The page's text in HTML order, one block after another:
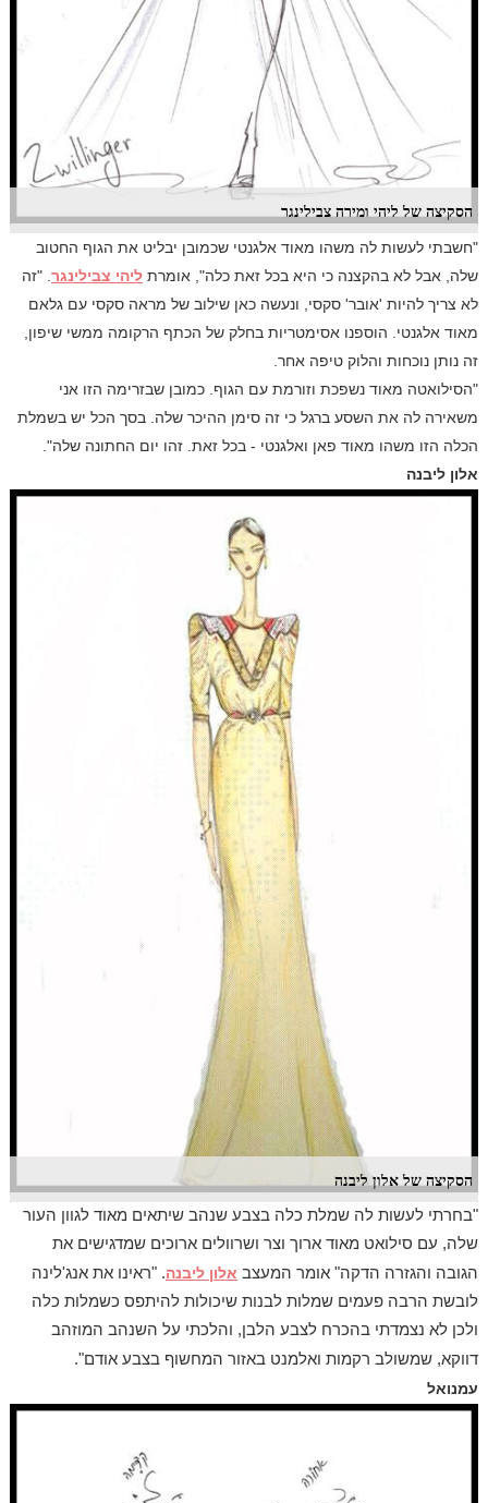
הסקיצה של ליהי ומירה צבילינגר
"חשבתי לעשות לה משהו מאוד אלגנטי שכמובן יבליט את הגוף החטוב
שלה, אבל לא בהקצנה כי היא בכל זאת כלה", אומרת ליהי צבילינגר. "זה
לא צריך להיות 'אובר' סקסי, ונעשה כאן שילוב של מראה סקסי עם גלאם
מאוד אלגנטי. הוספנו אסימטריות בחלק של הכתף הרקומה ממשי שיפון,
זה נותן נוכחות והלוק טיפה אחר.
"הסילואטה מאוד נשפכת וזורמת עם הגוף. כמובן שבזרימה הזו אני
משאירה לה את השסע ברגל כי זה סימן ההיכר שלה. בסך הכל יש בשמלת
הכלה הזו משהו מאוד פאן ואלגנטי - בכל זאת. זהו יום החתונה שלה".
אלון ליבנה
הסקיצה של אלון ליבנה
"בחרתי לעשות לה שמלת כלה בצבע שנהב שיתאים מאוד לגוון העור
שלה, עם סילואט מאוד ארוך וצר ושרוולים ארוכים שמדגישים את
הגובה והגזרה הדקה" אומר המעצב אלון ליבנה. "ראינו את אנג'לינה
לובשת הרבה פעמים שמלות לבנות שיכולות להיתפס כשמלות כלה
ולכן לא נצמדתי בהכרח לצבע הלבן, והלכתי על השנהב המוזהב
דווקא, שמשולב רקמות ואלמנט באזור המחשוף בצבע אודם".
עמנואל